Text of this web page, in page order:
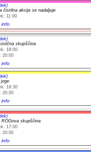
čistilna akcija se nadaljuje
11:00
info
skupščina
18:00
20:00
info
joge
18:30
20:00
info
ROGova skupščina
17:00
20:00
info